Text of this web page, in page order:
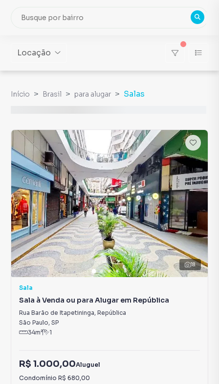
Locação
Início Brasil para alugar Salas
18
Sala
Sala à Venda ou para Alugar em República
Rua Barão de Itapetininga, República
São Paulo, SP
34m² 1
R$ 1.000,00Aluguel
Condomínio R$ 680,00